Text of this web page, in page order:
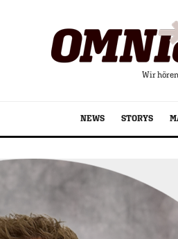
Wir
NEWS STORYS